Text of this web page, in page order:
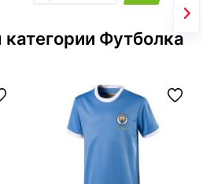
Футболка